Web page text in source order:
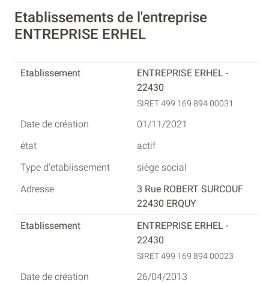
Etablissements de l'entreprise
ENTREPRISE ERHEL
ENTREPRISE ERHEL -
22430
SIRET 499 169 894 00031
01/11/2021
actif
siège social
3 Rue ROBERT SURCOUF
22430 ERQUY
ENTREPRISE ERHEL -
22430
SIRET 499 169 894 00023
26/04/2013